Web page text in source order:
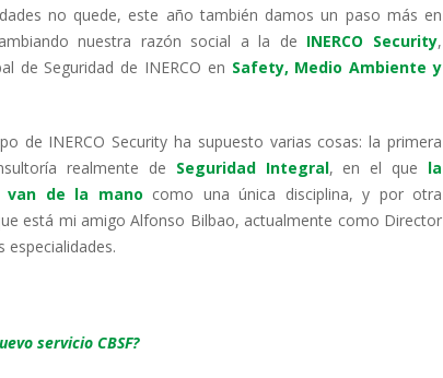
no quede, este año también damos un paso más en
nuestra razón social a la de INERCO Security,
de Seguridad de INERCO en Safety, Medio Ambiente y
de INERCO Security ha supuesto varias cosas: la primera
realmente de Seguridad Integral, en el que la
van de la mano como una única disciplina, y por otra
está mi amigo Alfonso Bilbao, actualmente como Director
servicio CBSF?